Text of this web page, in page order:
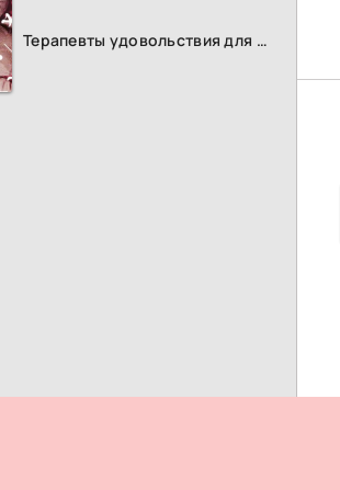
Терапевты удовольствия для женщин